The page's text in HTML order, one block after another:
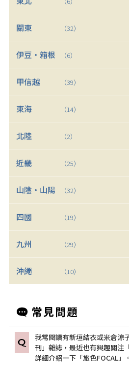
關東 （32）
伊豆・箱根 （6）
甲信越 （39）
東海 （14）
北陸 （2）
近畿 （25）
山陰・山陽 （32）
四國 （19）
九州 （29）
沖繩 （10）
我常閱讀有新垣結衣或米倉涼
刊」雜誌，最近也有興趣關注
詳細介紹一下「旅色FOCAL」。